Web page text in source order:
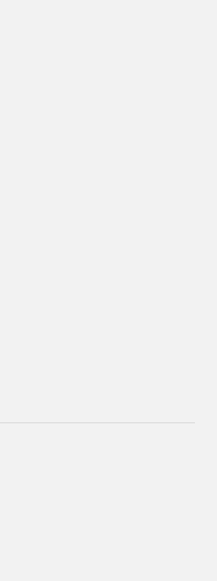
использованием
и передовое